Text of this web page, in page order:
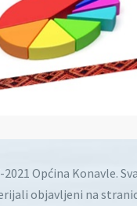
Općina Konavle.
objavljeni na